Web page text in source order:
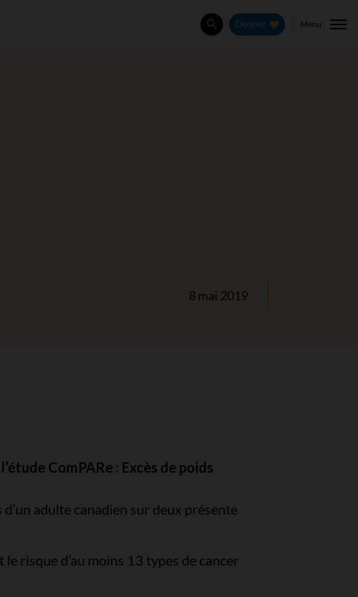
Rechercher
Donnez Menu
8 mai 2019
ComPARe : Excès de poids
d’un adulte canadien sur deux présente
le risque d’au moins 13 types de cancer